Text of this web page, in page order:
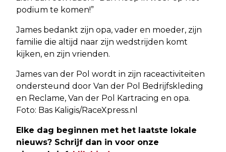
podium te komen!”
James bedankt zijn opa, vader en moeder, zijn
familie die altijd naar zijn wedstrijden komt
kijken, en zijn vrienden.
James van der Pol wordt in zijn raceactiviteiten
ondersteund door Van der Pol Bedrijfskleding
en Reclame, Van der Pol Kartracing en opa.
Foto: Bas Kaligis/RaceXpress.nl
Elke dag beginnen met het laatste lokale
nieuws? Schrijf dan in voor onze